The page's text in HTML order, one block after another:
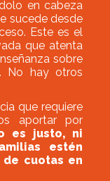
en cabeza
sucede desde
Este es el
que atenta
sobre
No hay otros
que requiere
aportar por
es justo, ni
estén
de cuotas en